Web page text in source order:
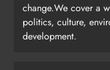
change.We cover a
politics, culture,
development.